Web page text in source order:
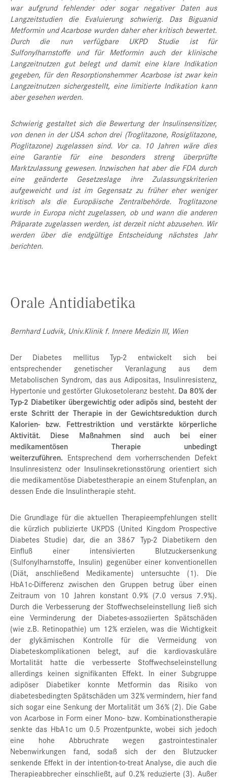
war aufgrund fehlender oder sogar negativer Daten aus
Langzeitstudien die Evaluierung schwierig. Das Biguanid
Metformin und Acarbose wurden daher eher kritisch bewertet.
Durch die nun verfügbare UKPD Studie ist für
Sulfonylharnstoffe und für Metformin auch der klinische
Langzeitnutzen gut belegt und damit eine klare Indikation
gegeben, für den Resorptionshemmer Acarbose ist zwar kein
Langzeitnutzen sichergestellt, eine limitierte Indikation kann
aber gesehen werden.
Schwierig gestaltet sich die Bewertung der Insulinsensitizer,
von denen in der USA schon drei (Troglitazone, Rosiglitazone,
Pioglitazone) zugelassen sind. Vor ca. 10 Jahren wäre dies
eine Garantie für eine besonders streng überprüfte
Marktzulassung gewesen. Inzwischen hat aber die FDA durch
eine geänderte Gesetzeslage ihre Zulassungskriterien
aufgeweicht und ist im Gegensatz zu früher eher weniger
kritisch als die Europäische Zentralbehörde. Troglitazone
wurde in Europa nicht zugelassen, ob und wann die anderen
Präparate zugelassen werden, ist derzeit nicht abzusehen. Wir
werden über die endgültige Entscheidung nächstes Jahr
berichten.
Orale Antidiabetika
Bernhard Ludvik, Univ.Klinik f. Innere Medizin III, Wien
Der Diabetes mellitus Typ-2 entwickelt sich bei
entsprechender genetischer Veranlagung aus dem
Metabolischen Syndrom, das aus Adipositas, Insulinresistenz,
Hypertonie und gestörter Glukosetoleranz besteht. Da 80% der
Typ-2 Diabetiker übergewichtig oder adipös sind, besteht der
erste Schritt der Therapie in der Gewichtsreduktion durch
Kalorien- bzw. Fettrestriktion und verstärkte körperliche
Aktivität. Diese Maßnahmen sind auch bei einer
medikamentösen Therapie unbedingt
weiterzuführen. Entsprechend dem vorherrschenden Defekt
Insulinresistenz oder Insulinsekretionsstörung orientiert sich
die medikamentöse Diabetestherapie an einem Stufenplan, an
dessen Ende die Insulintherapie steht.
Die Grundlage für die aktuellen Therapieempfehlungen stellt
die kürzlich publizierte UKPDS (United Kingdom Prospective
Diabetes Studie) dar, die an 3867 Typ-2 Diabetikern den
Einfluß einer intensivierten Blutzuckersenkung
(Sulfonylharnstoffe, Insulin) gegenüber einer konventionellen
(Diät, anschließend Medikamente) untersuchte (1). Die
HbA1c-Differenz zwischen den Gruppen betrug über einen
Zeitraum von 10 Jahren konstant 0.9% (7.0 versus 7.9%).
Durch die Verbesserung der Stoffwechseleinstellung ließ sich
eine Verminderung der Diabetes-assoziierten Spätschäden
(wie z.B. Retinopathie) um 12% erzielen, was die Wichtigkeit
der glykämischen Kontrolle für die Vermeidung von
Diabeteskomplikationen belegt, auf die kardiovaskuläre
Mortalität hatte die verbesserte Stoffwechseleinstellung
allerdings keinen signifikanten Effekt. In einer Subgruppe
adipöser Diabetiker konnte Metformin das Risiko von
diabetesbedingten Spätschäden um 32% vermindern, hier fand
sich sogar eine Senkung der Mortalität um 36% (2). Die Gabe
von Acarbose in Form einer Mono- bzw. Kombinationstherapie
senkte das HbA1c um 0.5 Prozentpunkte, wobei sich jedoch
eine hohe Abbruchrate wegen gastrointestinaler
Nebenwirkungen fand, sodaß sich der den Blutzucker
senkende Effekt in der intention-to-treat Analyse, die auch die
Therapieabbrecher einschließt, auf 0.2% reduzierte (3). Außer